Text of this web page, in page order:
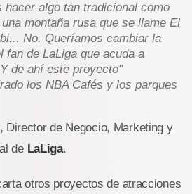
hacer algo tan tradicional como
montaña rusa que se llame El
No. Queríamos cambiar la
fan de LaLiga que acuda a
de ahí este proyecto"
los NBA Cafés y los parques
Director de Negocio, Marketing y
de LaLiga.
otros proyectos de atracciones